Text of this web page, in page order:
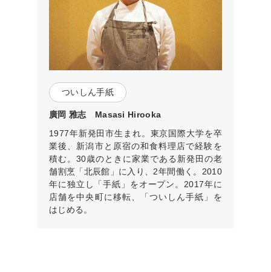
ついしん手紙
廣岡 雅志
Masasi Hirooka
1977年新発田市生まれ。東京国際大学を卒
業後、新潟市と原宿の和食料理店で経験を
積む。30歳のときに家業である新発田の老
舗割烹「北辰館」に入り、2年間働く。2010
年に独立し「手紙」をオープン。2017年に
店舗を中央町に移転、「ついしん手紙」を
はじめる。